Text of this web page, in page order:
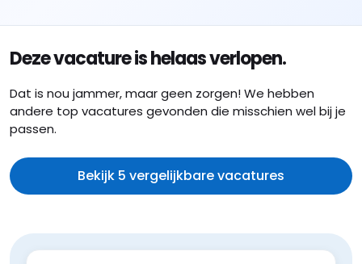
Deze vacature is helaas verlopen.
Dat is nou jammer, maar geen zorgen! We hebben
andere top vacatures gevonden die misschien wel bij je
passen.
Bekijk 5 vergelijkbare vacatures